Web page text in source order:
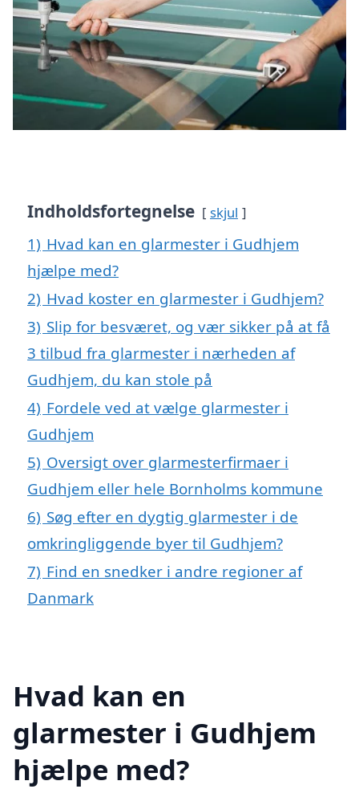
Indholdsfortegnelse skjul
1) Hvad kan en glarmester i Gudhjem
hjælpe med?
2) Hvad koster en glarmester i Gudhjem?
3) Slip for besværet, og vær sikker på at få
3 tilbud fra glarmester i nærheden af
Gudhjem, du kan stole på
4) Fordele ved at vælge glarmester i
Gudhjem
5) Oversigt over glarmesterfirmaer i
Gudhjem eller hele Bornholms kommune
6) Søg efter en dygtig glarmester i de
omkringliggende byer til Gudhjem?
7) Find en snedker i andre regioner af
Danmark
Hvad kan en
glarmester i Gudhjem
hjælpe med?